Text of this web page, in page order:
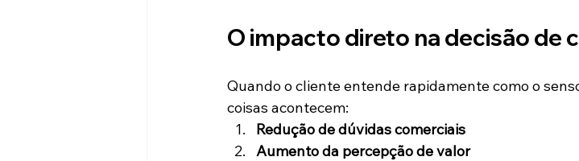
O impacto direto na decisão de
Quando o cliente entende rapidamente como o
coisas acontecem:
Redução de dúvidas comerciais
Aumento da percepção de valor